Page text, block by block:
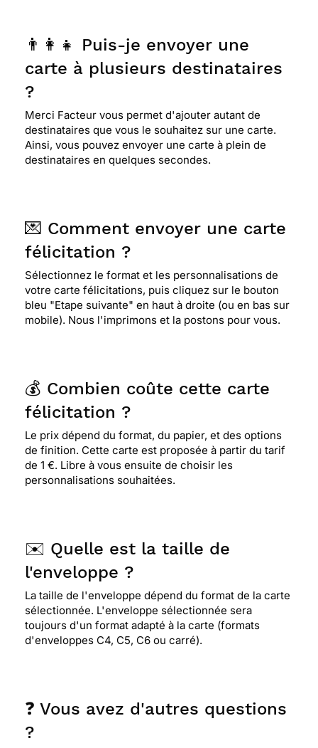
👨‍👩‍👧 Puis-je envoyer une
carte à plusieurs destinataires
?
Merci Facteur vous permet d'ajouter autant de
destinataires que vous le souhaitez sur une carte.
Ainsi, vous pouvez envoyer une carte à plein de
destinataires en quelques secondes.
💌 Comment envoyer une carte
félicitation ?
Sélectionnez le format et les personnalisations de
votre carte félicitations, puis cliquez sur le bouton
bleu "Etape suivante" en haut à droite (ou en bas sur
mobile). Nous l'imprimons et la postons pour vous.
💰 Combien coûte cette carte
félicitation ?
Le prix dépend du format, du papier, et des options
de finition. Cette carte est proposée à partir du tarif
de 1 €. Libre à vous ensuite de choisir les
personnalisations souhaitées.
✉️ Quelle est la taille de
l'enveloppe ?
La taille de l'enveloppe dépend du format de la carte
sélectionnée. L'enveloppe sélectionnée sera
toujours d'un format adapté à la carte (formats
d'enveloppes C4, C5, C6 ou carré).
❓ Vous avez d'autres questions
?